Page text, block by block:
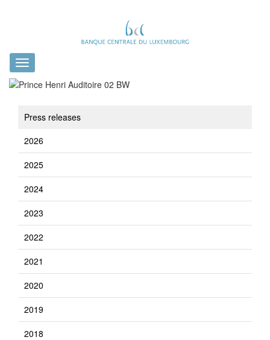
Toggle
navigation
Press releases
2026
2025
2024
2023
2022
2021
2020
2019
2018